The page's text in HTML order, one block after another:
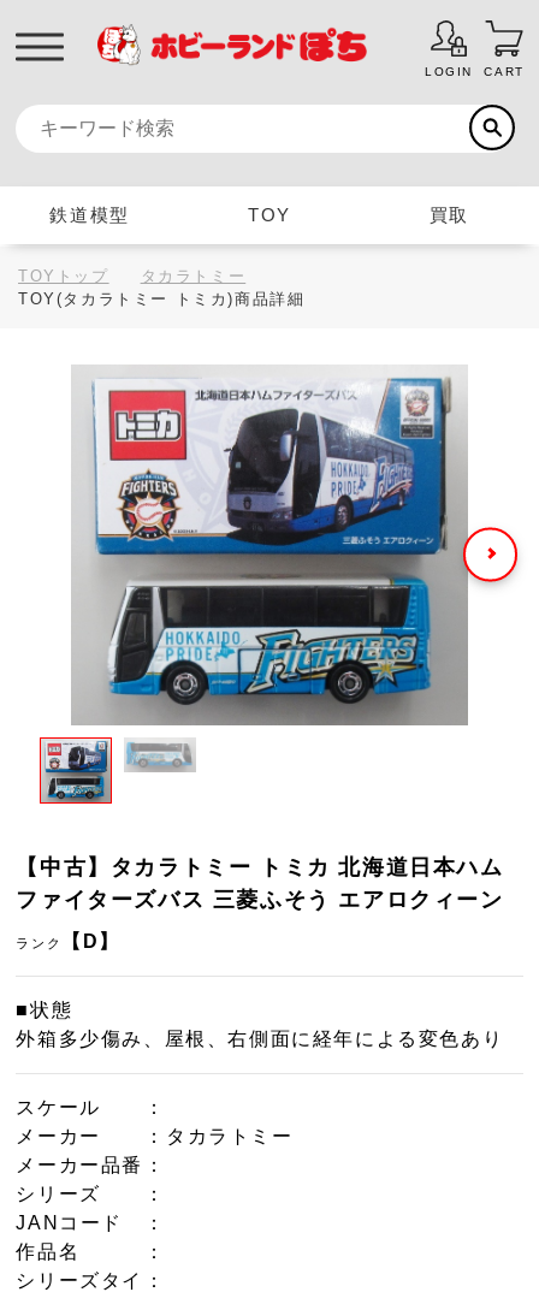
LOGIN CART
鉄道模型 TOY 買取
TOYトップ
タカラトミー
TOY(タカラトミー トミカ)商品詳細
【中古】タカラトミー トミカ 北海道日本ハム
ファイターズバス 三菱ふそう エアロクィーン
ランク 【D】
■状態
外箱多少傷み、屋根、右側面に経年による変色あり
スケール
：
メーカー
：タカラトミー
メーカー品番
：
シリーズ
：
JANコード
：
作品名
：
シリーズタイ
：